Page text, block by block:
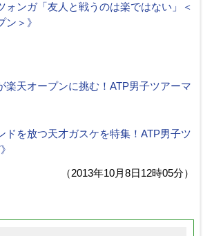
ォンガ「友人と戦うのは楽ではない」＜
＞》
楽天オープンに挑む！ATP男子ツアーマ
ドを放つ天才ガスケを特集！ATP男子ツ
（2013年10月8日12時05分）